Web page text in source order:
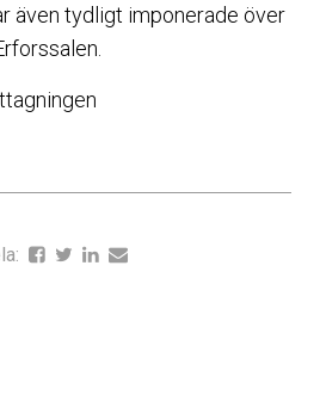
även tydligt imponerade över